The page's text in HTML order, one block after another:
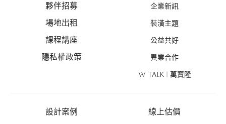
夥伴招募
場地出租
課程講座
隱私權政策
企業新訊
裝潢主題
公益共好
異業合作
W TALK | 萬寶隆
設計案例 線上估價